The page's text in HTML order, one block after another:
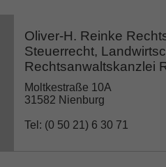
Oliver-H. Reinke
Steuerrecht,
Rechtsanwaltskanzlei
Moltkestraße 10A
31582 Nienburg
Tel: (0 50 21) 6 30 71